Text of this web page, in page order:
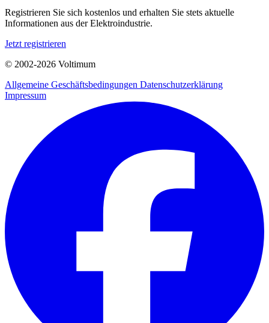
Registrieren Sie sich kostenlos und erhalten Sie stets aktuelle
Informationen aus der Elektroindustrie.
Jetzt registrieren
© 2002-2026 Voltimum
Allgemeine Geschäftsbedingungen Datenschutzerklärung
Impressum